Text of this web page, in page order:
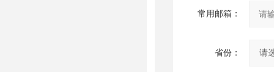
常用邮箱：
省份：